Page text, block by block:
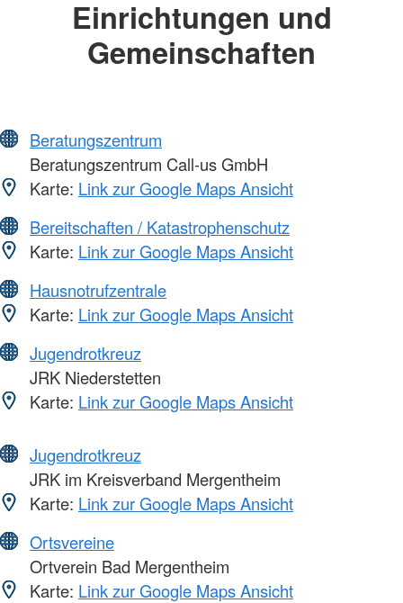
Einrichtungen und
Gemeinschaften
Beratungszentrum
Beratungszentrum Call-us GmbH
Karte: Link zur Google Maps Ansicht
Bereitschaften / Katastrophenschutz
Karte: Link zur Google Maps Ansicht
Hausnotrufzentrale
Karte: Link zur Google Maps Ansicht
Jugendrotkreuz
JRK Niederstetten
Karte: Link zur Google Maps Ansicht
Jugendrotkreuz
JRK im Kreisverband Mergentheim
Karte: Link zur Google Maps Ansicht
Ortsvereine
Ortverein Bad Mergentheim
Karte: Link zur Google Maps Ansicht